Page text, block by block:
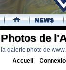
.
Photos de
la galerie photo de
Accueil